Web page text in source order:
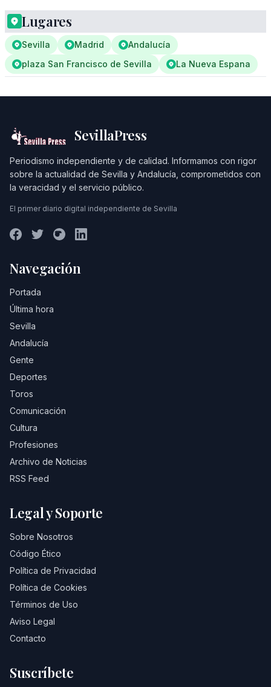
Lugares
Sevilla Madrid
Andalucía
plaza San Francisco de Sevilla
La Nueva Espana
SevillaPress
Periodismo independiente y de calidad. Informamos con rigor
sobre la actualidad de Sevilla y Andalucía, comprometidos con
la veracidad y el servicio público.
El primer diario digital independiente de Sevilla
Navegación
Portada
Última hora
Sevilla
Andalucía
Gente
Deportes
Toros
Comunicación
Cultura
Profesiones
Archivo de Noticias
RSS Feed
Legal y Soporte
Sobre Nosotros
Código Ético
Política de Privacidad
Política de Cookies
Términos de Uso
Aviso Legal
Contacto
Suscríbete